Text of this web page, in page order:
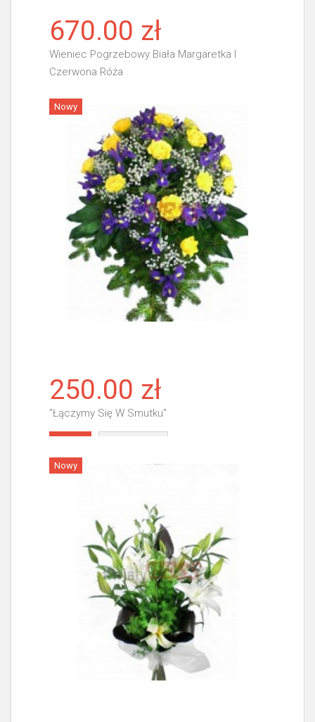
670.00 zł
Wieniec Pogrzebowy Biała Margaretka I
Czerwona Róża
Więcej
Nowy
250.00 zł
"Łączymy Się W Smutku"
Nowy